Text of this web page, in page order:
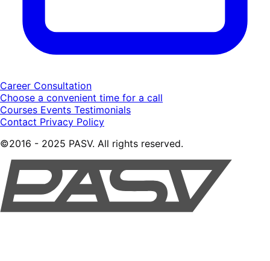
Career Consultation
Choose a convenient time for a call
Courses Events Testimonials
Contact Privacy Policy
©2016 - 2025 PASV. All rights reserved.